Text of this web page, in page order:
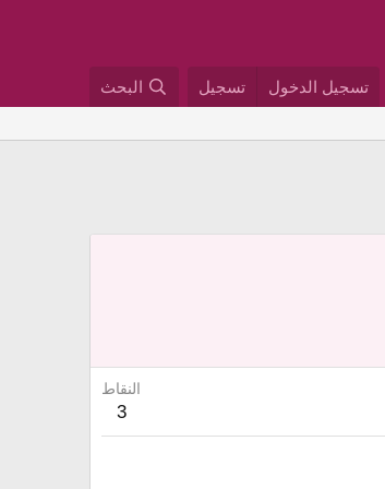
تسجيل الدخول تسجيل البحث
النقاط
3